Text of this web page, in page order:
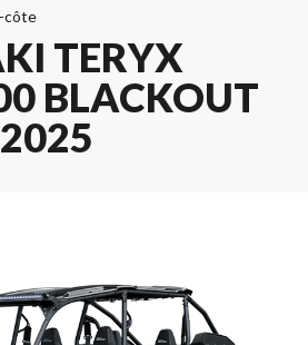
côte
TERYX
BLACKOUT